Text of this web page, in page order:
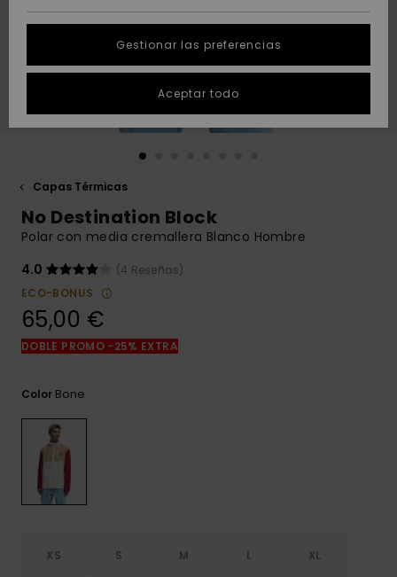
Destacados
Destacados
Inicia una
conversación
la respuesta
conversación
respuestas a
las preguntas
nuestro
SOSTENIBILIDAD
Capas Térmicas
No Destination Block
Polar con media cremallera Blanco Hombre
4.0
(4 Reseñas)
ECO-BONUS
65,00 €
DOBLE PROMO -25% EXTRA
Color Bone
XS S M L XL
Gestionar las preferencias
Aceptar todo